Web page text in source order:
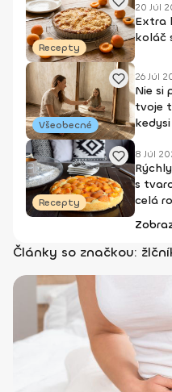
Recepty
20 Júl
Extra
koláč
Všeobecné
26 Júl
Nie si
tvoje
Recepty
8 Júl
s
celá
Články so značkou: